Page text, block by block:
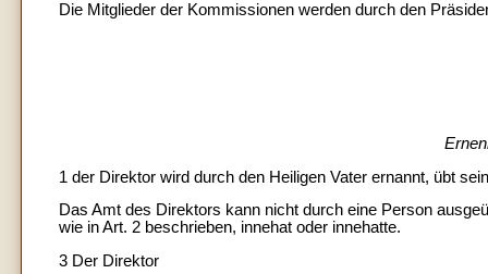
Die Mitglieder der Kommissionen werden durch den
1 der Direktor wird durch den Heiligen Vater ernannt, übt
Das Amt des Direktors kann nicht durch eine Person
wie in Art. 2 beschrieben, innehat oder innehatte.
3 Der Direktor